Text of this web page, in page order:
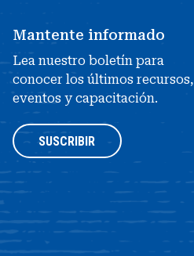
Mantente informado
Lea nuestro boletín para
conocer los últimos recursos,
eventos y capacitación.
SUSCRIBIR